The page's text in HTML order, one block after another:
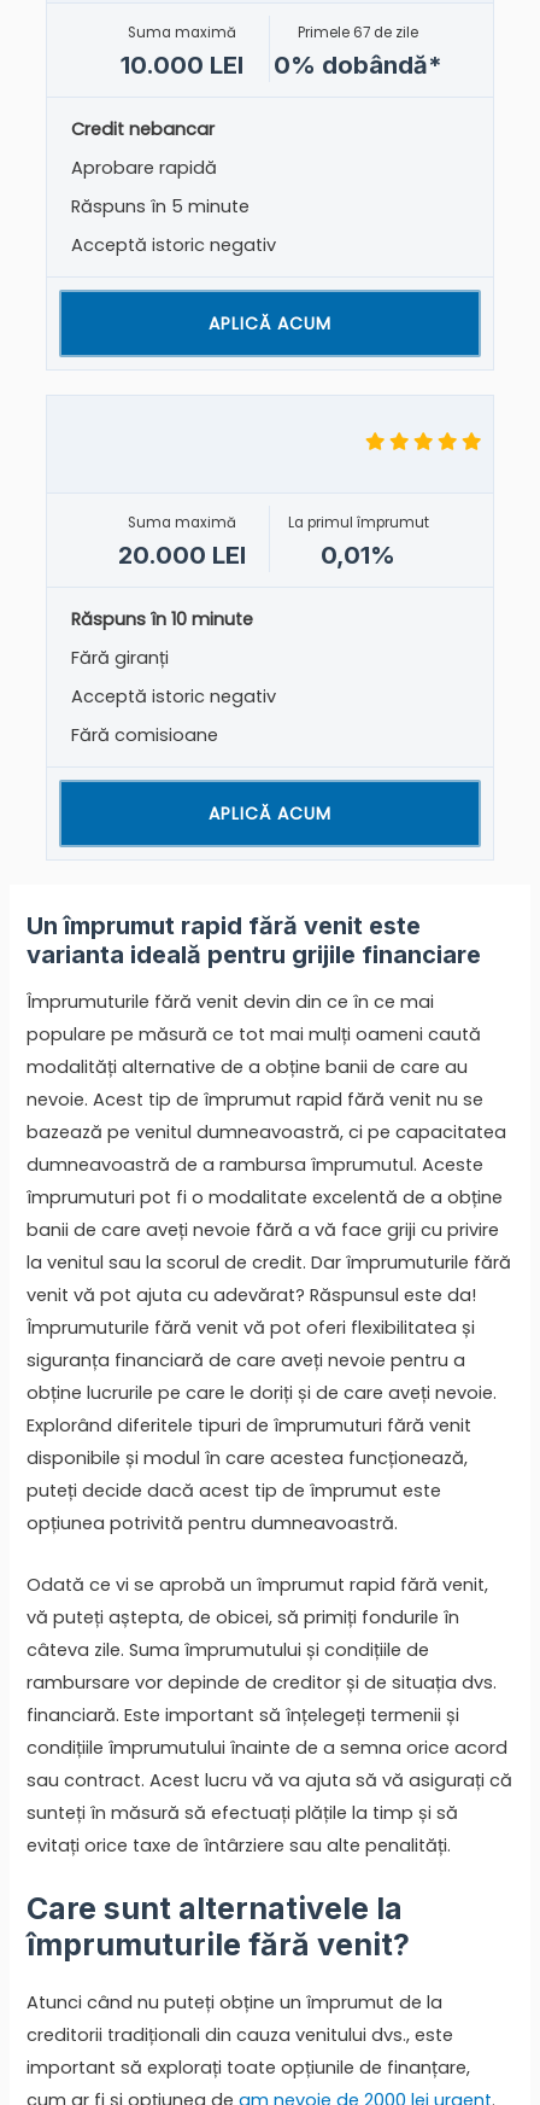
Suma maximă
10.000 LEI
Primele 67 de zile
0% dobândă*
Credit nebancar
Aprobare rapidă
Răspuns în 5 minute
Acceptă istoric negativ
APLICĂ ACUM
Suma maximă
20.000 LEI
La primul împrumut
0,01%
Răspuns în 10 minute
Fără giranți
Acceptă istoric negativ
Fără comisioane
APLICĂ ACUM
Un împrumut rapid fără venit este
varianta ideală pentru grijile financiare
Împrumuturile fără venit devin din ce în ce mai
populare pe măsură ce tot mai mulți oameni caută
modalități alternative de a obține banii de care au
nevoie. Acest tip de împrumut rapid fără venit nu se
bazează pe venitul dumneavoastră, ci pe capacitatea
dumneavoastră de a rambursa împrumutul. Aceste
împrumuturi pot fi o modalitate excelentă de a obține
banii de care aveți nevoie fără a vă face griji cu privire
la venitul sau la scorul de credit. Dar împrumuturile fără
venit vă pot ajuta cu adevărat? Răspunsul este da!
Împrumuturile fără venit vă pot oferi flexibilitatea și
siguranța financiară de care aveți nevoie pentru a
obține lucrurile pe care le doriți și de care aveți nevoie.
Explorând diferitele tipuri de împrumuturi fără venit
disponibile și modul în care acestea funcționează,
puteți decide dacă acest tip de împrumut este
opțiunea potrivită pentru dumneavoastră.
Odată ce vi se aprobă un împrumut rapid fără venit,
vă puteți aștepta, de obicei, să primiți fondurile în
câteva zile. Suma împrumutului și condițiile de
rambursare vor depinde de creditor și de situația dvs.
financiară. Este important să înțelegeți termenii și
condițiile împrumutului înainte de a semna orice acord
sau contract. Acest lucru vă va ajuta să vă asigurați că
sunteți în măsură să efectuați plățile la timp și să
evitați orice taxe de întârziere sau alte penalități.
Care sunt alternativele la
împrumuturile fără venit?
Atunci când nu puteți obține un împrumut de la
creditorii tradiționali din cauza venitului dvs., este
important să explorați toate opțiunile de finanțare,